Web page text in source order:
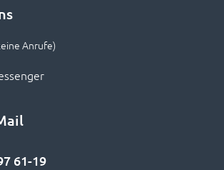
Anrufe)
61-19